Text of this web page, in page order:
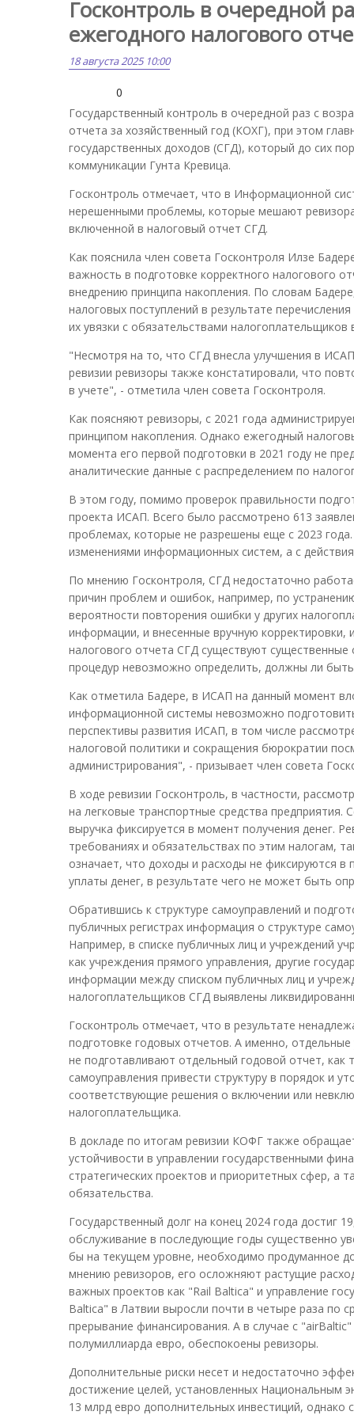
Госконтроль в очередной
ежегодного налогового
18 августа 2025 10:00
0
Государственный контроль в очередной раз с
отчета за хозяйственный год (КОХГ), при этом
государственных доходов (СГД), который до сих
коммуникации Гунта Кревица.
Госконтроль отмечает, что в Информационной
нерешенными проблемы, которые мешают
включенной в налоговый отчет СГД.
Как пояснила член совета Госконтроля Илзе
важность в подготовке корректного налогового
внедрению принципа накопления. По словам
налоговых поступлений в результате
их увязки с обязательствами
"Несмотря на то, что СГД внесла улучшения в
ревизии ревизоры также констатировали, что
в учете", - отметила член совета Госконтроля.
Как поясняют ревизоры, с 2021 года
принципом накопления. Однако ежегодный
момента его первой подготовки в 2021 году не
аналитические данные с распределением по
В этом году, помимо проверок правильности
проекта ИСАП. Всего было рассмотрено 613
проблемах, которые не разрешены еще с 2023
изменениями информационных систем, а с
По мнению Госконтроля, СГД недостаточно
причин проблем и ошибок, например, по
вероятности повторения ошибки у других
информации, и внесенные вручную
налогового отчета СГД существуют
процедур невозможно определить, должны ли
Как отметила Бадере, в ИСАП на данный момент
информационной системы невозможно
перспективы развития ИСАП, в том числе
налоговой политики и сокращения бюрократии
администрирования", - призывает член совета
В ходе ревизии Госконтроль, в частности,
на легковые транспортные средства
выручка фиксируется в момент получения денег.
требованиях и обязательствах по этим налогам,
означает, что доходы и расходы не фиксируются
уплаты денег, в результате чего не может быть
Обратившись к структуре самоуправлений и
публичных регистрах информация о структуре
Например, в списке публичных лиц и учреждений
как учреждения прямого управления, другие
информации между списком публичных лиц и
налогоплательщиков СГД выявлены
Госконтроль отмечает, что в результате
подготовке годовых отчетов. А именно,
не подготавливают отдельный годовой отчет,
самоуправления привести структуру в порядок и
соответствующие решения о включении или
налогоплательщика.
В докладе по итогам ревизии КОФГ также
устойчивости в управлении государственными
стратегических проектов и приоритетных сфер,
обязательства.
Государственный долг на конец 2024 года достиг
обслуживание в последующие годы существенно
бы на текущем уровне, необходимо продуманное
мнению ревизоров, его осложняют растущие
важных проектов как "Rail Baltica" и управление
Baltica" в Латвии выросли почти в четыре раза по
прерывание финансирования. А в случае с
полумиллиарда евро, обеспокоены ревизоры.
Дополнительные риски несет и недостаточно
достижение целей, установленных Национальным
13 млрд евро дополнительных инвестиций,